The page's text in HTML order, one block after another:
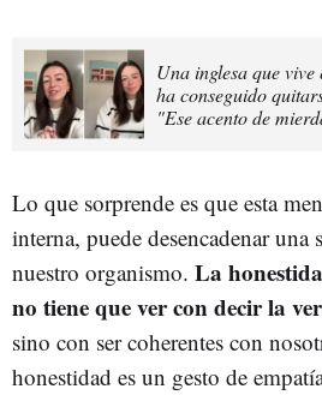
Una inglesa que
ha conseguido
"Ese acento de
Lo que sorprende es que esta
interna, puede desencadenar una
nuestro organismo. La
no tiene que ver con decir la
sino con ser coherentes con
honestidad es un gesto de